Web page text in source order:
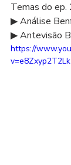
Temas do ep.
▶ Análise
▶ Antevisão
https://
v=e8Zxyp2T2Lk